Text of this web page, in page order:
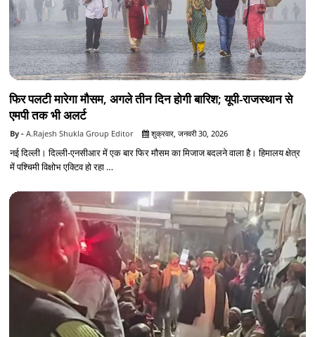
फिर पलटी मारेगा मौसम, अगले तीन दिन होगी बारिश; यूपी-राजस्थान से
एमपी तक भी अलर्ट
A.Rajesh Shukla Group Editor शुक्रवार, जनवरी 30, 2026
नई दिल्ली। दिल्ली-एनसीआर में एक बार फिर मौसम का मिजाज बदलने वाला है। हिमालय क्षेत्र
में पश्चिमी विक्षोभ एक्टिव हो रहा …